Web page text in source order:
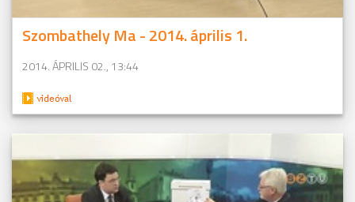
Szombathely Ma - 2014. április 1.
2014. ÁPRILIS 02., 13:44